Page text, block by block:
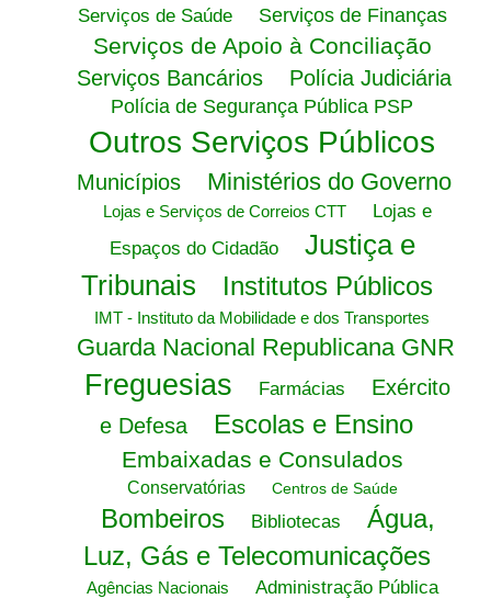
Serviços de Saúde Serviços de Finanças
Serviços de Apoio à Conciliação
Serviços Bancários Polícia Judiciária
Polícia de Segurança Pública PSP
Outros Serviços Públicos
Municípios Ministérios do Governo
Lojas e Serviços de Correios CTT
Lojas e
Espaços do Cidadão
Justiça e
Tribunais
Institutos Públicos
IMT - Instituto da Mobilidade e dos Transportes
Guarda Nacional Republicana GNR
Freguesias Farmácias
Exército
e Defesa
Escolas e Ensino
Embaixadas e Consulados
Conservatórias Centros de Saúde
Bombeiros Bibliotecas
Água,
Luz, Gás e Telecomunicações
Agências Nacionais Administração Pública